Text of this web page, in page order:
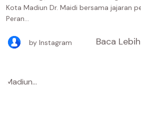
Kota Madiun Dr. Maidi bersama jajaran
Peran...
by Instagram Baca Lebih